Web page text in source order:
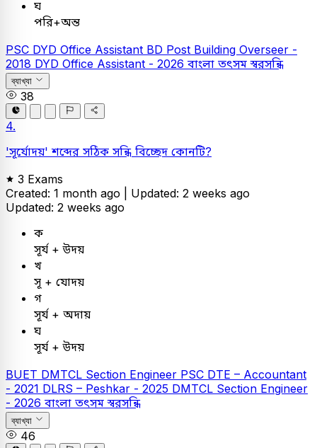
ঘ
পরি+অন্ত
PSC DYD Office Assistant BD Post Building Overseer -
2018 DYD Office Assistant - 2026 বাংলা তৎসম স্বরসন্ধি
ব্যাখ্যা
38
4.
'সূর্যোদয়' শব্দের সঠিক সন্ধি বিচ্ছেদ কোনটি?
3 Exams
Created: 1 month ago | Updated: 2 weeks ago
Updated: 2 weeks ago
ক
সূর্য + উদয়
খ
সূ + যোদয়
গ
সূর্য + অদায়
ঘ
সূর্য + উদয়
BUET DMTCL Section Engineer PSC DTE – Accountant
- 2021 DLRS – Peshkar - 2025 DMTCL Section Engineer
- 2026 বাংলা তৎসম স্বরসন্ধি
ব্যাখ্যা
46